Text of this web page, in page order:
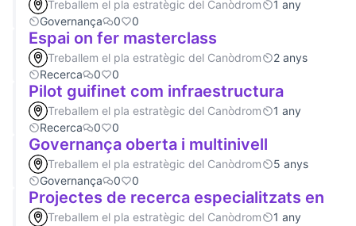
Treballem el pla estratègic del Canòdrom
1 any
Governança
0 0
Espai on fer masterclass
Treballem el pla estratègic del Canòdrom
2 anys
Recerca
0 0
Pilot guifinet com infraestructura
Treballem el pla estratègic del Canòdrom
1 any
Recerca
0 0
Governança oberta i multinivell
Treballem el pla estratègic del Canòdrom
5 anys
Governança
0 0
Projectes de recerca especialitzats en
Treballem el pla estratègic del Canòdrom
1 any